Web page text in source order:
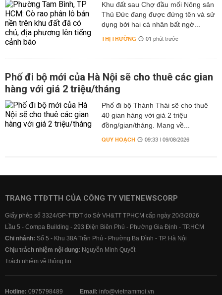
Khu đất sau Chợ đầu mối Nông sản
Thủ Đức đang được đứng tên và sử
dụng bởi hai cá nhân bất ngờ...
THỊ TRƯỜNG 01 phút trước
Phố đi bộ mới của Hà Nội sẽ cho thuê các gian
hàng với giá 2 triệu/tháng
Phố đi bộ Thành Thái sẽ cho thuê
40 gian hàng với giá 2 triệu
đồng/gian/tháng. Mang về...
QUY HOẠCH 09:33 | 09/08/2026
TRANG TTĐTTH CỦA CÔNG TY VIETNEWSCORP
Giấy phép số 3324/GP-TTĐT do Sở VH&TT TPHCM cấp ngày 20/3/2026
Lầu 5 - Compa Building - 293 Điện Biên Phủ - Phường Gia Định - TP.HCM
Chi nhánh: Số 5 - Khu 38A Trần Phú - Phường Ba Đình - TP. Hà Nội
Chịu trách nhiệm nội dung: Nguyễn Minh Quyết
Trách nhiệm về thông tin
Hotline: 0975798489 Email: info@vietnammoi.vn